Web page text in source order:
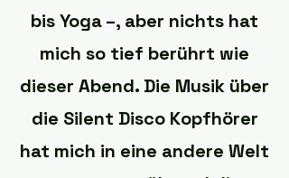
bis Yoga –, aber nichts hat
mich so tief berührt wie
dieser Abend. Die Musik über
die Silent Disco Kopfhörer
hat mich in eine andere Welt